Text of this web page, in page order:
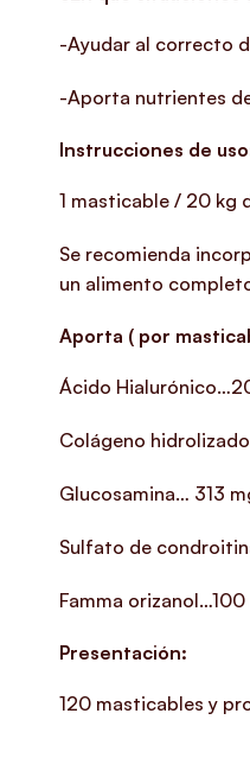
-Ayudar al correcto
-Aporta nutrientes
Instrucciones de
1 masticable / 20 kg
Se recomienda
un alimento
Aporta ( por
Ácido
Colágeno
Glucosamina… 313
Sulfato de
Famma orizanol…100
Presentación:
120 masticables y